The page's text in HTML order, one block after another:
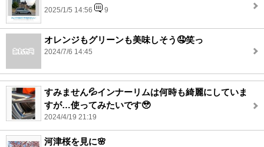
2025/1/5 14:56 9
オレンジもグリーンも美味しそう🤤笑っ
2024/7/6 14:45
すみません💦インナーリムは何時も綺麗にしていま
すが…使ってみたいです🥹
2024/4/19 21:19
河津桜を見に🌸